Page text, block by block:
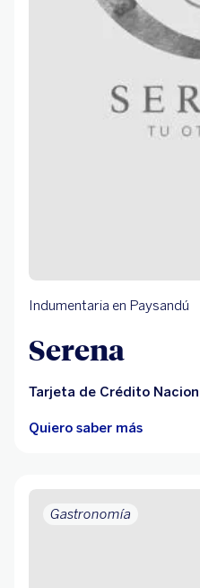
Indumentaria en Paysandú
Serena
Tarjeta de Crédito
Quiero saber más
Gastronomía